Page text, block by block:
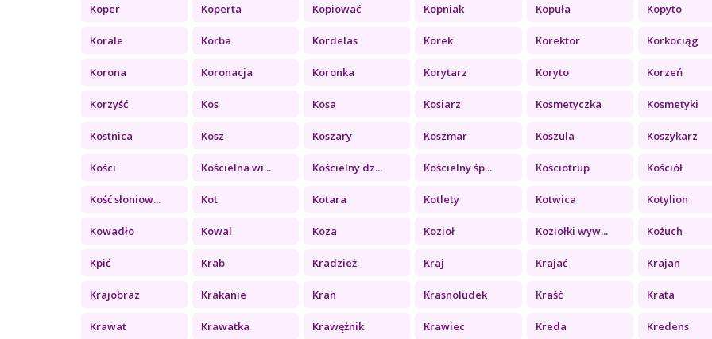
Koper Koperta Kopiować Kopniak Kopuła Kopyto
Korale Korba Kordelas Korek Korektor Korkociąg
Korona Koronacja Koronka Korytarz Koryto Korzeń
Korzyść Kos Kosa Kosiarz Kosmetyczka Kosmetyki
Kostnica Kosz Koszary Koszmar Koszula Koszykarz
Kości Kościelna wi... Kościelny dz... Kościelny śp... Kościotrup Kościół
Kość słoniow... Kot Kotara Kotlety Kotwica Kotylion
Kowadło Kowal Koza Kozioł Koziołki wyw... Kożuch
Kpić Krab Kradzież Kraj Krajać Krajan
Krajobraz Krakanie Kran Krasnoludek Kraść Krata
Krawat Krawatka Krawężnik Krawiec Kreda Kredens